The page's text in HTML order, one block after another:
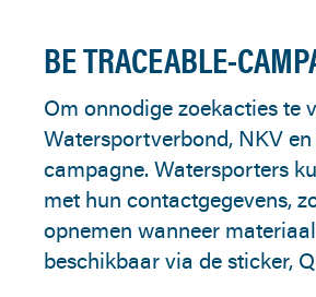
BE TRACEABLE-
Om onnodige zoekacties te
Watersportverbond, NKV
campagne. Watersporters
met hun contactgegevens,
opnemen wanneer
beschikbaar via de sticker,